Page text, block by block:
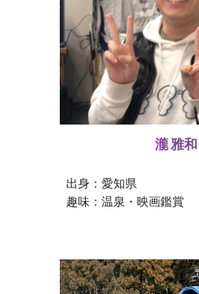
瀧 雅和
出身：愛知県
趣味：温泉・映画鑑賞